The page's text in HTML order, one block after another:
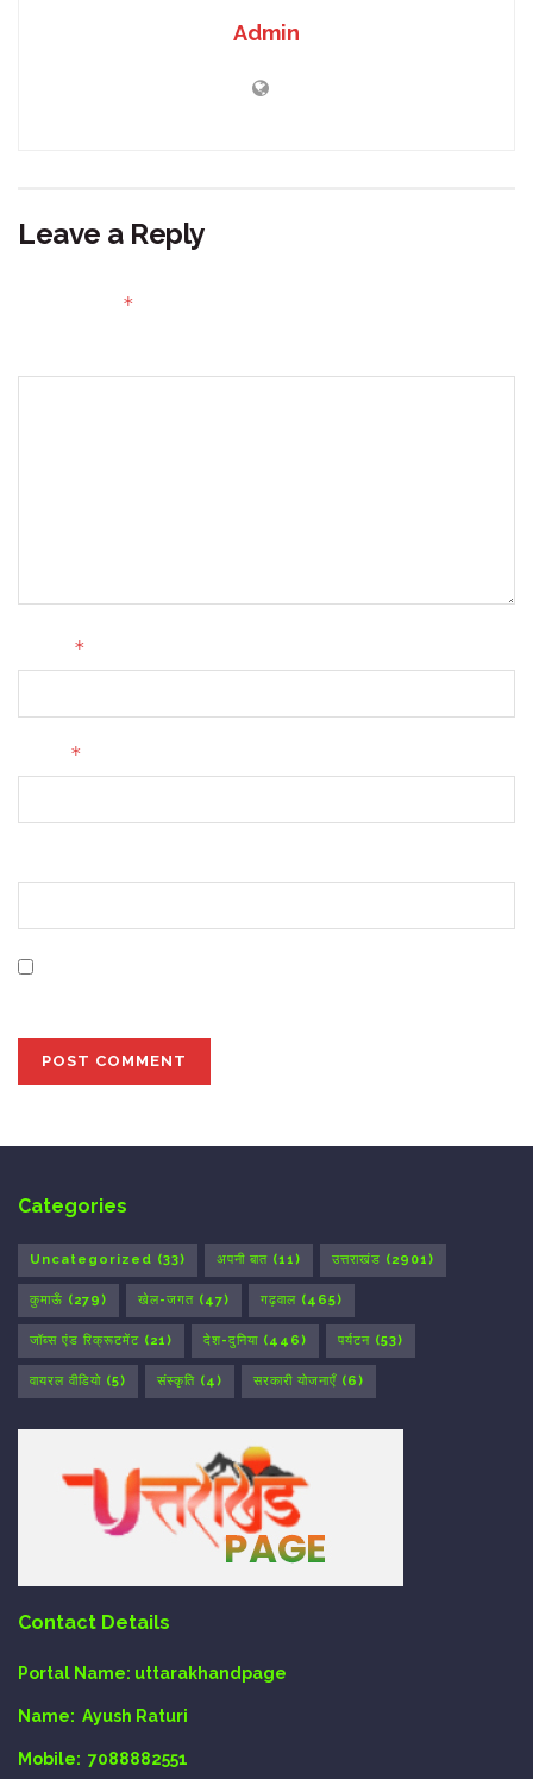
Admin
Leave a Reply
*
*
*
Categories
Uncategorized (33) अपनी बात (11) उत्तराखंड (2901)
कुमाऊँ (279) खेल-जगत (47) गढ़वाल (465)
जॉब्स एंड रिक्रूटमेंट (21) देश-दुनिया (446) पर्यटन (53)
वायरल वीडियो (5) संस्कृति (4) सरकारी योजनाएँ (6)
Contact Details
Portal Name: uttarakhandpage
Name: Ayush Raturi
Mobile: 7088882551